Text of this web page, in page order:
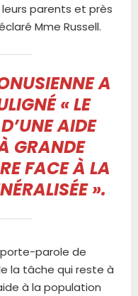
parents et près
Mme Russell.
A
« LE
AIDE
GRANDE
FACE À LA
».
porte-parole de
la tâche qui reste à
à la population